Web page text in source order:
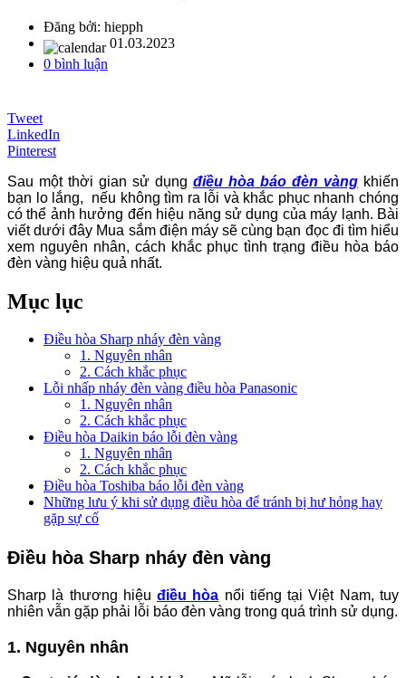
Đăng bởi: hiepph
01.03.2023
0 bình luận
Tweet
LinkedIn
Pinterest
Sau một thời gian sử dụng điều hòa báo đèn vàng khiến
bạn lo lắng, nếu không tìm ra lỗi và khắc phục nhanh chóng
có thể ảnh hưởng đến hiệu năng sử dụng của máy lạnh. Bài
viết dưới đây Mua sắm điện máy sẽ cùng bạn đọc đi tìm hiểu
xem nguyên nhân, cách khắc phục tình trạng điều hòa báo
đèn vàng hiệu quả nhất.
Mục lục
Điều hòa Sharp nháy đèn vàng
1. Nguyên nhân
2. Cách khắc phục
Lỗi nhấp nháy đèn vàng điều hòa Panasonic
1. Nguyên nhân
2. Cách khắc phục
Điều hòa Daikin báo lỗi đèn vàng
1. Nguyên nhân
2. Cách khắc phục
Điều hòa Toshiba báo lỗi đèn vàng
Những lưu ý khi sử dụng điều hòa để tránh bị hư hỏng hay
gặp sự cố
Điều hòa Sharp nháy đèn vàng
Sharp là thương hiệuđiều hòa nổi tiếng tại Việt Nam, tuy
nhiên vẫn gặp phải lỗi báo đèn vàng trong quá trình sử dụng.
1. Nguyên nhân